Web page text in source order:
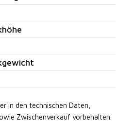
in den technischen Daten,
Zwischenverkauf vorbehalten.